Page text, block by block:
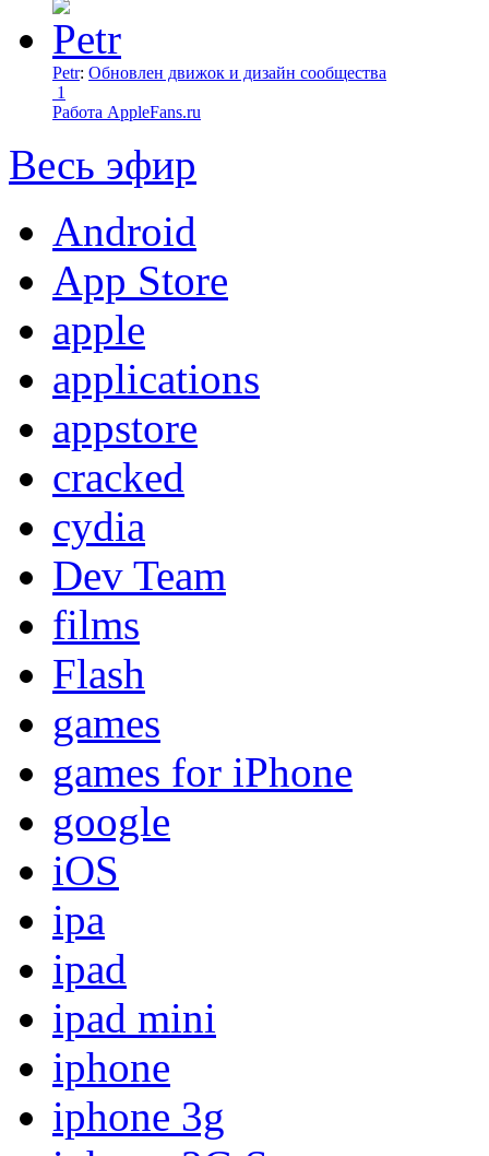
Petr: Обновлен движок и дизайн сообщества
1
Работа AppleFans.ru
Весь эфир
Android
App Store
apple
applications
appstore
cracked
cydia
Dev Team
films
Flash
games
games for iPhone
google
iOS
ipa
ipad
ipad mini
iphone
iphone 3g